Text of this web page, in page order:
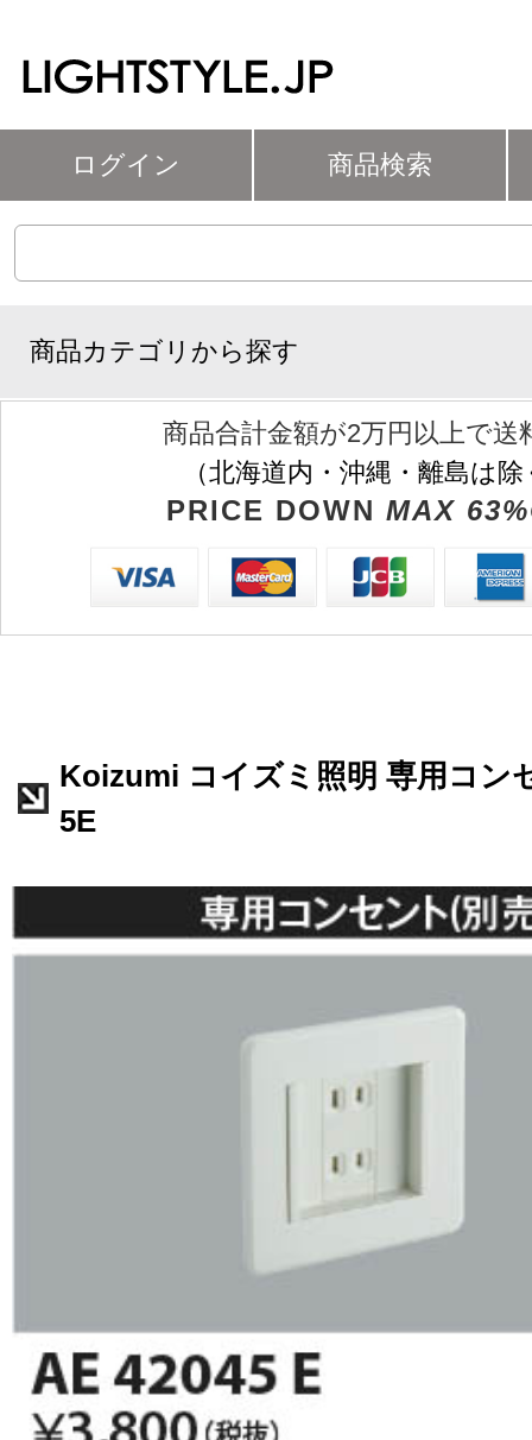
ログイン 商品検索
商品カテゴリから探す
商品合計金額が2万円以上で送
（北海道内・沖縄・離島は
PRICE DOWN MAX
Koizumi コイズミ照明 専用コン
5E